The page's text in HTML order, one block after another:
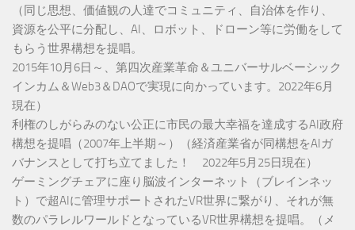
（同じ思想、価値観の人達でコミュニティ、自治体を作り、
資源を公平に分配し、AI、ロボット、ドローン等に労働をして
もらう世界構想を提唱。
2015年10月6日～、第四次産業革命＆ユニバーサルベーシック
インカム＆Web3＆DAOで実現に向かっています。2022年6月
現在）
利権のしがらみのない公正に市民の最大幸福を達成するAI政府
構想を提唱（2007年上半期～）（経済産業省が同構想をAIガ
バナンスとして打ち立てました！ 2022年5月25日現在）
ゲーミングチェアに座り脳波インターネット（ブレインネッ
ト）で超AIに管理サポートされたVR世界に繋がり、それが無
数のパラレルワールドとなっているVR世界構想を提唱。（メ